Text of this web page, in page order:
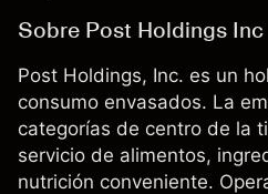
Sobre Post Holdings Inc
Post Holdings, Inc. es un
consumo envasados. La
categorías de centro de la
servicio de alimentos,
nutrición conveniente.